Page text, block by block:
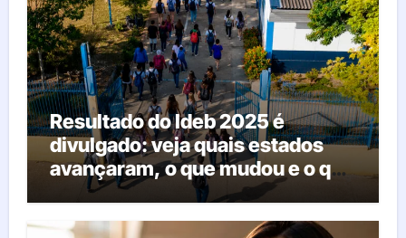
Resultado do Ideb 2025 é
divulgado: veja quais estados
avançaram, o que mudou e o que
esperar da educação brasileira